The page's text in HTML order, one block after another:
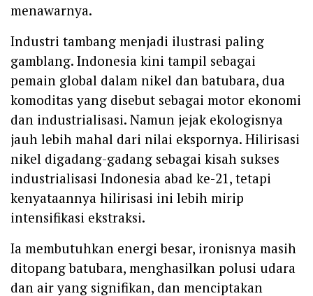
menawarnya.
Industri tambang menjadi ilustrasi paling
gamblang. Indonesia kini tampil sebagai
pemain global dalam nikel dan batubara, dua
komoditas yang disebut sebagai motor ekonomi
dan industrialisasi. Namun jejak ekologisnya
jauh lebih mahal dari nilai ekspornya. Hilirisasi
nikel digadang-gadang sebagai kisah sukses
industrialisasi Indonesia abad ke-21, tetapi
kenyataannya hilirisasi ini lebih mirip
intensifikasi ekstraksi.
Ia membutuhkan energi besar, ironisnya masih
ditopang batubara, menghasilkan polusi udara
dan air yang signifikan, dan menciptakan